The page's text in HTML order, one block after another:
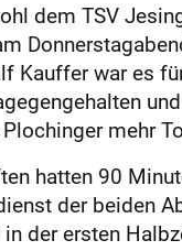
dem TSV
Kauffer war es
mehr
hatten 90
der beiden
der ersten